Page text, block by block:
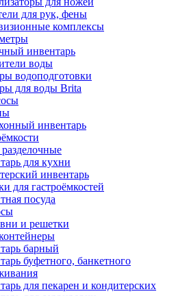
для рук, фены
комплексы
инвентарь
воды
водоподготовки
для воды Brita
инвентарь
для кухни
инвентарь
для гастроёмкостей
посуда
и решетки
барный
буфетного, банкетного
для пекарен и кондитерских